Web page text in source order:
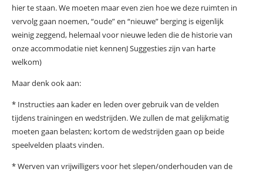
hier te staan. We moeten maar even zien hoe we deze ruimten in
vervolg gaan noemen, “oude” en “nieuwe” berging is eigenlijk
weinig zeggend, helemaal voor nieuwe leden die de historie van
onze accommodatie niet kennenJ Suggesties zijn van harte
welkom)
Maar denk ook aan:
* Instructies aan kader en leden over gebruik van de velden
tijdens trainingen en wedstrijden. We zullen de mat gelijkmatig
moeten gaan belasten; kortom de wedstrijden gaan op beide
speelvelden plaats vinden.
* Werven van vrijwilligers voor het slepen/onderhouden van de